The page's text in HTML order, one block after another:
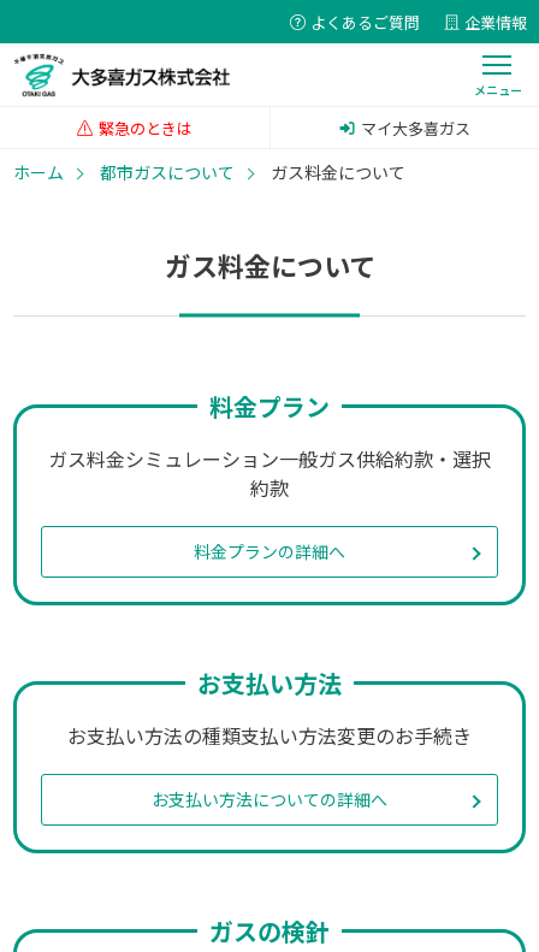
よくあるご質問 企業情報
緊急のときは マイ大多喜ガス
ホーム 都市ガスについて ガス料金について
ガス料金について
料金プラン
ガス料金シミュレーション一般ガス供給約款・選択
約款
料金プランの詳細へ
お支払い方法
お支払い方法の種類支払い方法変更のお手続き
お支払い方法についての詳細へ
ガスの検針